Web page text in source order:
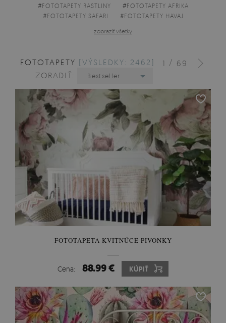
#FOTOTAPETY RASTLINY #FOTOTAPETY AFRIKA
#FOTOTAPETY SAFARI #FOTOTAPETY HAVAJ
zobraziť všetky
1 / 69
FOTOTAPETY [VÝSLEDKY: 2462]
ZORADIŤ:
Bestseller
FOTOTAPETA KVITNÚCE PIVONKY
Cena: 88.99 € KÚPIŤ